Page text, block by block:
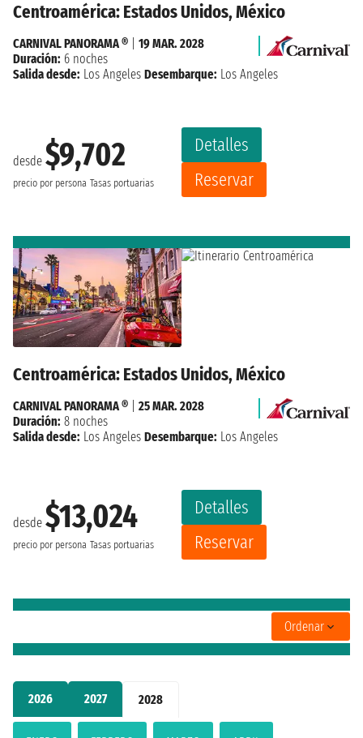
2026 2027 2028
Centroamérica: Estados Unidos, México
desde $9,702
precio por persona Tasas portuarias
Detalles
Reservar
CARNIVAL PANORAMA ®
19 MAR. 2028
Duración: 6 noches
Salida desde: Los Angeles Desembarque: Los Angeles
Centroamérica: Estados Unidos, México
desde $13,024
precio por persona Tasas portuarias
Detalles
Reservar
CARNIVAL PANORAMA ®
25 MAR. 2028
Duración: 8 noches
Salida desde: Los Angeles Desembarque: Los Angeles
Ordenar